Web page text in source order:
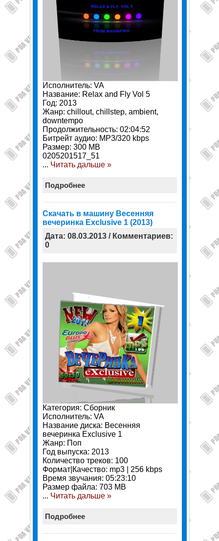
Исполнитель: VA
Название: Relax and Fly Vol 5
Год: 2013
Жанр: chillout, chillstep, ambient,
downtempo
Продолжительность: 02:04:52
Битрейт аудио: MP3/320 kbps
Размер: 300 MB
0205201517_51
... Читать дальше »
Подробнее
Скачать в машину Весенняя
вечеринка Exclusive 1 (2013)
Дата: 08.03.2013 / Комментариев:
0
Категория: Сборник
Исполнитель: VA
Название диска: Весенняя
вечеринка Exclusive 1
Жанр: Поп
Год выпуска: 2013
Количество треков: 100
Формат|Качество: mp3 | 256 kbps
Время звучания: 05:23:10
Размер файла: 703 MB
... Читать дальше »
Подробнее